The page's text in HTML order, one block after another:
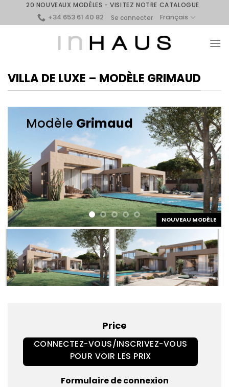
20 NOUVEAUX MODÈLES - VISITEZ NOTRE CATALOGUE
+34 653 61 40 82 Se connecter Français
VILLA DE LUXE – MODÈLE GRIMAUD
Modèle Grimaud
NOUVEAU MODÈLE
Price
CONNECTEZ-VOUS/INSCRIVEZ-VOUS
POUR VOIR LES PRIX
Formulaire de connexion